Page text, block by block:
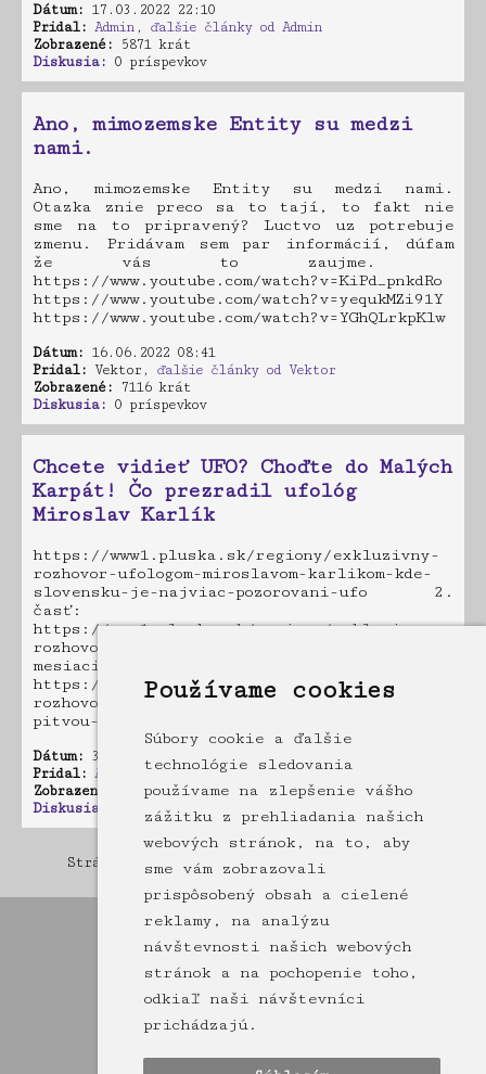
Používame cookies
Súbory cookie a ďalšie
technológie sledovania
používame na zlepšenie vášho
zážitku z prehliadania našich
webových stránok, na to, aby
sme vám zobrazovali
prispôsobený obsah a cielené
reklamy, na analýzu
návštevnosti našich webových
stránok a na pochopenie toho,
odkiaľ naši návštevníci
prichádzajú.
Dátum: 17.03.2022 22:10
Pridal: Admin , ďalšie články od Admin
Zobrazené: 5871 krát
Diskusia: 0 príspevkov
Ano, mimozemske Entity su medzi
nami.
Ano, mimozemske Entity su medzi nami.
Otazka znie preco sa to tají, to fakt nie
sme na to pripravený? Luctvo uz potrebuje
zmenu. Pridávam sem par informácií, dúfam
že vás to zaujme.
https://www.youtube.com/watch?v=KiPd_pnkdRo
https://www.youtube.com/watch?v=yequkMZi91Y
https://www.youtube.com/watch?v=YGhQLrkpKlw
Dátum: 16.06.2022 08:41
Pridal: Vektor, ďalšie články od Vektor
Zobrazené: 7116 krát
Diskusia: 0 príspevkov
Chcete vidieť UFO? Choďte do Malých
Karpát! Čo prezradil ufológ
Miroslav Karlík
https://www1.pluska.sk/regiony/exkluzivny-
rozhovor-ufologom-miroslavom-karlikom-kde-
slovensku-je-najviac-pozorovani-ufo 2.
časť:
https://www1.pluska.sk/regiony/exkluzivny-
rozhovor-ufologom-miroslavom-karlikom-co-
mesiaci-videli-americki-astronauti 3. časť:
https://www1.pluska.sk/regiony/exkluzivny-
rozhovor-ufologom-zverejneny-film-udajnou-
pitvou-mimozemstana-sokoval-svet
Dátum: 31.12.2023 17:35
Pridal: Admin ,ďalšie články od Admin
Zobrazené:
6531 krát
Diskusia:
0 príspevkov
Stránka: [1] 11